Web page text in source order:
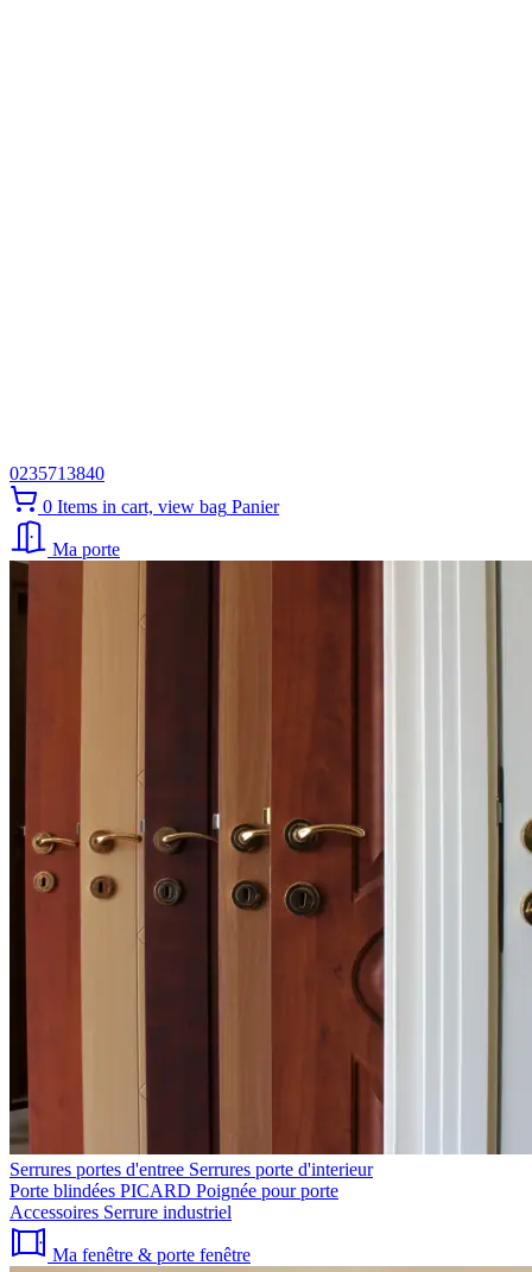
0235713840
0 Items in cart, view bag Panier
Ma porte
Serrures portes d'entree Serrures porte d'interieur
Porte blindées PICARD Poignée pour porte
Accessoires Serrure industriel
Ma fenêtre & porte fenêtre